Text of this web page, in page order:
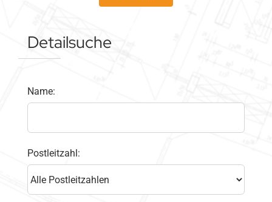
Detailsuche
Name:
Postleitzahl: